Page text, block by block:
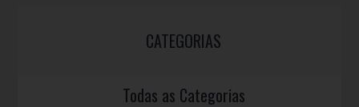
CATEGORIAS
Todas as Categorias